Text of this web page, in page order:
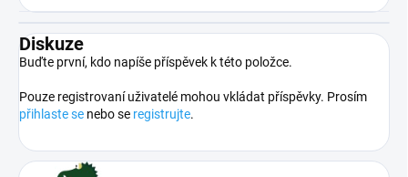
Diskuze
Buďte první, kdo napíše příspěvek k této položce.
Pouze registrovaní uživatelé mohou vkládat příspěvky. Prosím
přihlaste se nebo se registrujte.